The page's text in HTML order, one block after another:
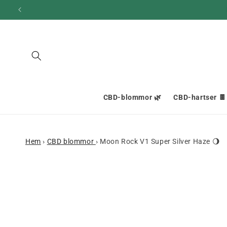
och gå
CBD-blommor 🌿 CBD-hartser 🍫
Hem › CBD blommor › Moon Rock V1 Super Silver Haze 🌖